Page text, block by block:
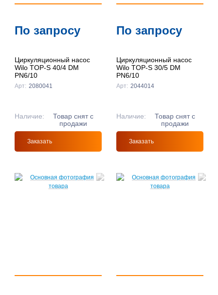
По запросу
Циркуляционный насос
Wilo TOP-S 40/4 DM
PN6/10
Арт: 2080041
Наличие:
Товар снят с
продажи
Заказать
По запросу
Циркуляционный насос
Wilo TOP-S 30/5 DM
PN6/10
Арт: 2044014
Наличие:
Товар снят с
продажи
Заказать